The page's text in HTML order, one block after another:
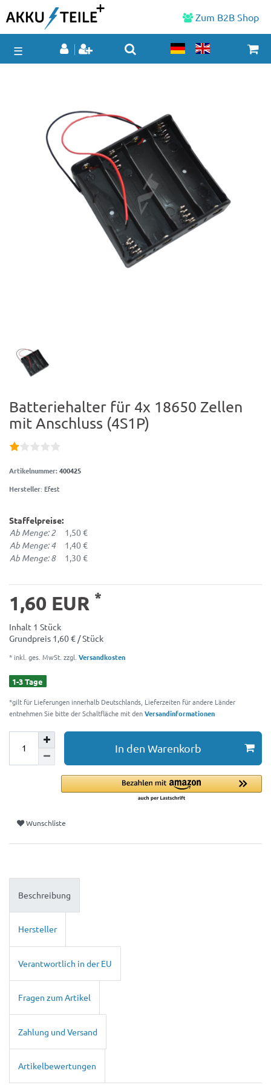
Zum B2B Shop
☰
Batteriehalter für 4x 18650 Zellen
mit Anschluss (4S1P)
Artikelnummer:400425
Hersteller: Efest
Staffelpreise:
Ab Menge: 2 1,50 €
Ab Menge: 4 1,40 €
Ab Menge: 8 1,30 €
1,60 EUR *
Inhalt 1 Stück
Grundpreis 1,60 € / Stück
* inkl. ges. MwSt. zzgl. Versandkosten
1-3 Tage
*gilt für Lieferungen innerhalb Deutschlands, Lieferzeiten für andere Länder
entnehmen Sie bitte der Schaltfläche mit denVersandinformationen
In den Warenkorb
Wunschliste
Beschreibung
Hersteller
Verantwortlich in der EU
Fragen zum Artikel
Zahlung und Versand
Artikelbewertungen